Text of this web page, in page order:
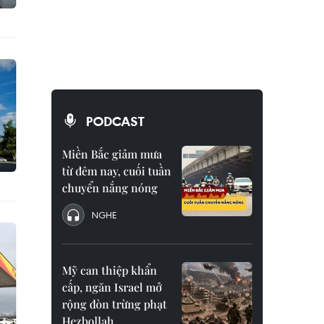
PODCAST
Miền Bắc giảm mưa
từ đêm nay, cuối tuần
chuyển nắng nóng
NGHE
Mỹ can thiệp khẩn
cấp, ngăn Israel mở
rộng đòn trừng phạt
Hezbollah